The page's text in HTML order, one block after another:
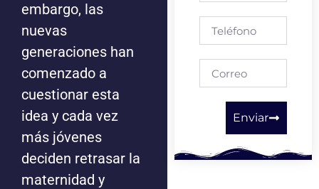
embargo, las
nuevas
generaciones han
comenzado a
cuestionar esta
idea y cada vez
más jóvenes
deciden retrasar la
maternidad y
Enviar